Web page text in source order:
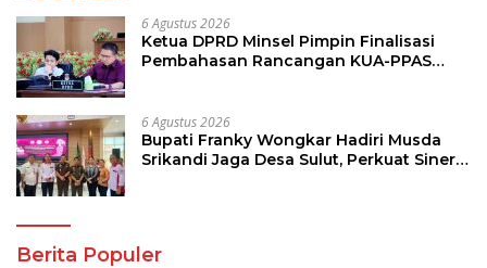
6 Agustus 2026
Ketua DPRD Minsel Pimpin Finalisasi
Pembahasan Rancangan KUA-PPAS
6 Agustus 2026
Bupati Franky Wongkar Hadiri Musda
Srikandi Jaga Desa Sulut, Perkuat Sinergi
Berita Populer